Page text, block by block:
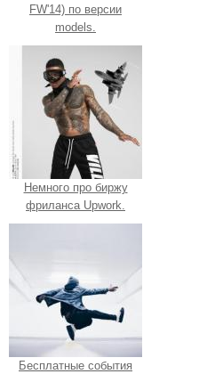
FW'14) по версии
models.
Немного про биржу
фриланса Upwork.
Бесплатные события